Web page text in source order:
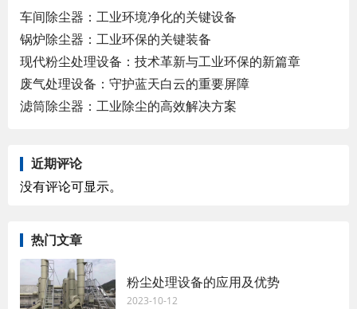
车间除尘器：工业环境净化的关键设备
锅炉除尘器：工业环保的关键装备
现代粉尘处理设备：技术革新与工业环保的新篇章
废气处理设备：守护蓝天白云的重要屏障
滤筒除尘器：工业除尘的高效解决方案
近期评论
没有评论可显示。
热门文章
粉尘处理设备的应用及优势
2023-10-12